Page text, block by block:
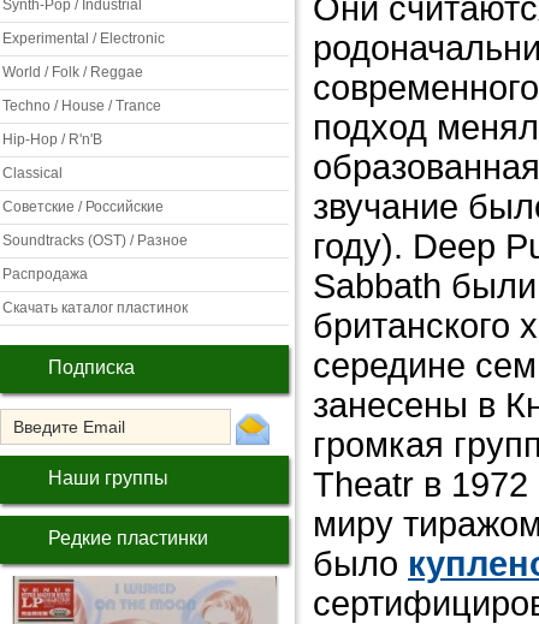
Synth-Pop / Industrial
Experimental / Electronic
World / Folk / Reggae
Techno / House / Trance
Hip-Hop / R'n'B
Classical
Советские / Российские
Soundtracks (OST) / Разное
Распродажа
Скачать каталог пластинок
Подписка
Наши группы
Редкие пластинки
Они
подход
звучание
году). Deep
Sabbath были
британского
середине
занесены в
громкая
Theatr в
миру
было